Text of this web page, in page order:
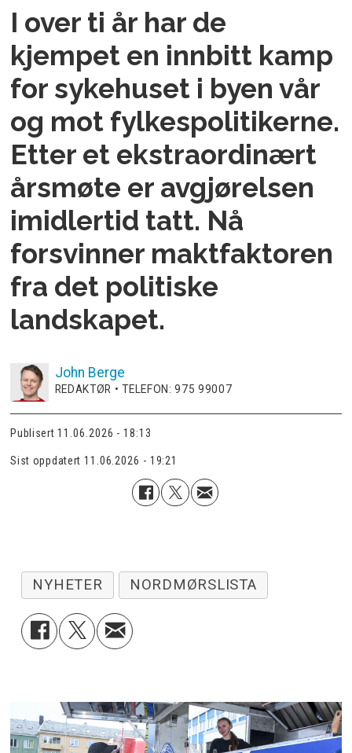
I over ti år har de
kjempet en innbitt kamp
for sykehuset i byen vår
og mot fylkespolitikerne.
Etter et ekstraordinært
årsmøte er avgjørelsen
imidlertid tatt. Nå
forsvinner maktfaktoren
fra det politiske
landskapet.
John Berge
REDAKTØR • TELEFON: 975 99007
Publisert 11.06.2026 - 18:13
Sist oppdatert 11.06.2026 - 19:21
NYHETER NORDMØRSLISTA